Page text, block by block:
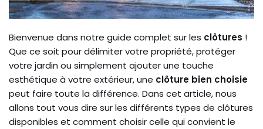
Bienvenue dans notre guide complet sur les clôtures !
Que ce soit pour délimiter votre propriété, protéger
votre jardin ou simplement ajouter une touche
esthétique à votre extérieur, une clôture bien choisie
peut faire toute la différence. Dans cet article, nous
allons tout vous dire sur les différents types de clôtures
disponibles et comment choisir celle qui convient le